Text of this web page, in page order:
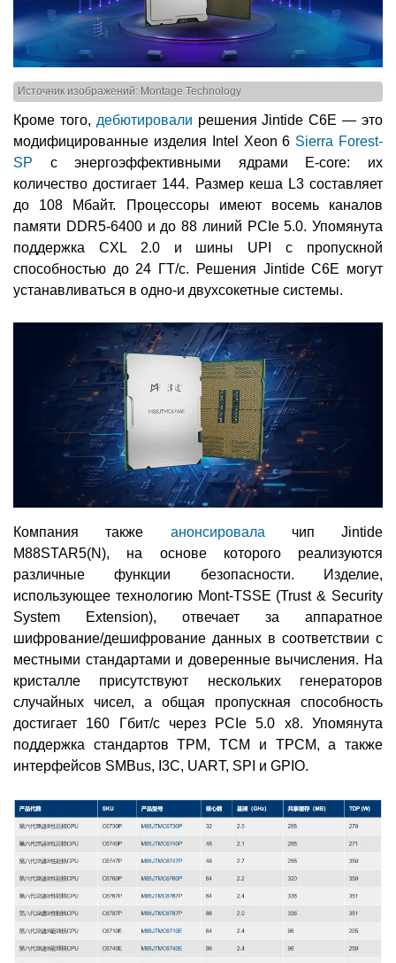
Источник изображений: Montage Technology
Кроме того, дебютировали решения Jintide C6E — это
модифицированные изделия Intel Xeon 6 Sierra Forest-
SP с энергоэффективными ядрами E-core: их
количество достигает 144. Размер кеша L3 составляет
до 108 Мбайт. Процессоры имеют восемь каналов
памяти DDR5-6400 и до 88 линий PCIe 5.0. Упомянута
поддержка CXL 2.0 и шины UPI с пропускной
способностью до 24 ГТ/с. Решения Jintide C6E могут
устанавливаться в одно-и двухсокетные системы.
Компания также анонсировала чип Jintide
M88STAR5(N), на основе которого реализуются
различные функции безопасности. Изделие,
использующее технологию Mont-TSSE (Trust & Security
System Extension), отвечает за аппаратное
шифрование/дешифрование данных в соответствии с
местными стандартами и доверенные вычисления. На
кристалле присутствуют нескольких генераторов
случайных чисел, а общая пропускная способность
достигает 160 Гбит/с через PCIe 5.0 х8. Упомянута
поддержка стандартов TPM, TCM и TPCM, а также
интерфейсов SMBus, I3C, UART, SPI и GPIO.